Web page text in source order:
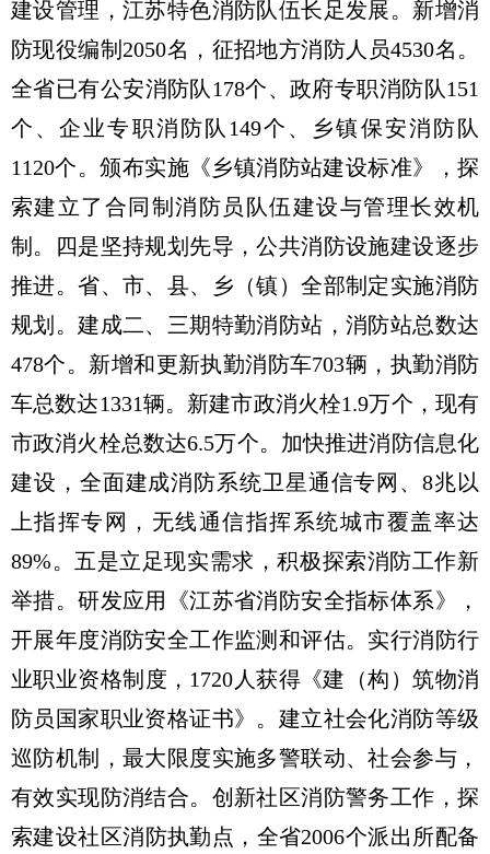
建设管理，江苏特色消防队伍长足发展。新增消
防现役编制2050名，征招地方消防人员4530名。
全省已有公安消防队178个、政府专职消防队151
个、企业专职消防队149个、乡镇保安消防队
1120个。颁布实施《乡镇消防站建设标准》，探
索建立了合同制消防员队伍建设与管理长效机
制。四是坚持规划先导，公共消防设施建设逐步
推进。省、市、县、乡（镇）全部制定实施消防
规划。建成二、三期特勤消防站，消防站总数达
478个。新增和更新执勤消防车703辆，执勤消防
车总数达1331辆。新建市政消火栓1.9万个，现有
市政消火栓总数达6.5万个。加快推进消防信息化
建设，全面建成消防系统卫星通信专网、8兆以
上指挥专网，无线通信指挥系统城市覆盖率达
89%。五是立足现实需求，积极探索消防工作新
举措。研发应用《江苏省消防安全指标体系》，
开展年度消防安全工作监测和评估。实行消防行
业职业资格制度，1720人获得《建（构）筑物消
防员国家职业资格证书》。建立社会化消防等级
巡防机制，最大限度实施多警联动、社会参与，
有效实现防消结合。创新社区消防警务工作，探
索建设社区消防执勤点，全省2006个派出所配备